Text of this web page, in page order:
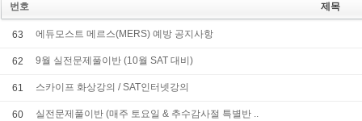
번호 제목
63 에듀모스트 메르스(MERS) 예방 공지사항
62 9월 실전문제풀이반 (10월 SAT 대비)
61 스카이프 화상강의 / SAT인터넷강의
60 실전문제풀이반 (매주 토요일 & 추수감사절 특별반 ..